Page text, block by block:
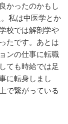
かったのかもし
私は中医学とか
校では解剖学や
たです。あとは
ンの仕事に転職
ても時給では足
に転身しまし
で繋がっている